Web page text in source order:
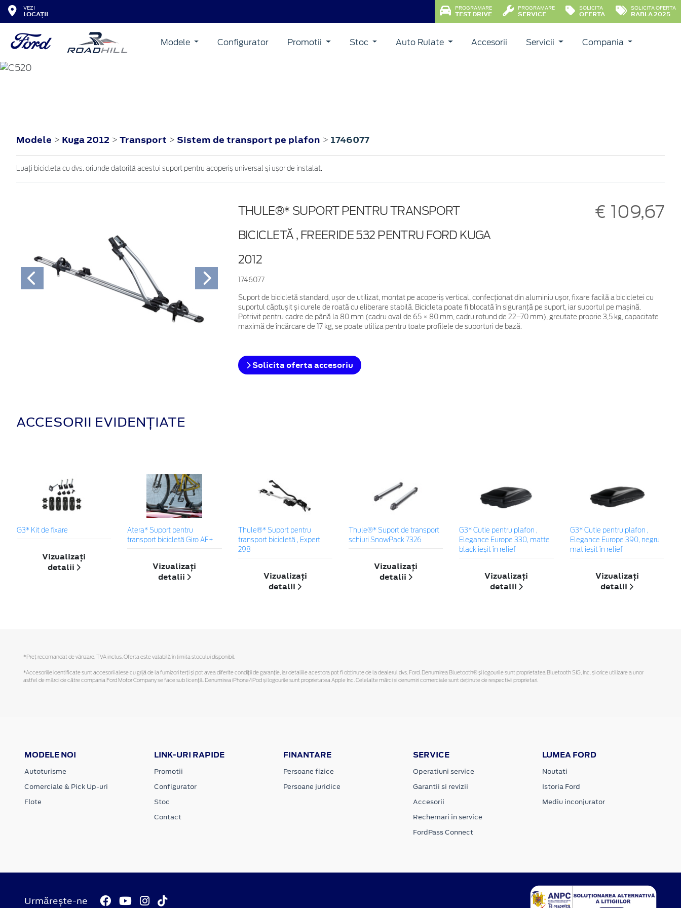
VEZI
LOCAȚII
PROGRAMARE
TEST DRIVE
PROGRAMARE
SERVICE
SOLICITA
OFERTA
SOLICITA OFERTA
RABLA 2025
Modele Configurator Promotii Stoc Auto Rulate Accesorii Servicii Compania
Modele > Kuga 2012 > Transport > Sistem de transport pe plafon > 1746077
Luaţi bicicleta cu dvs. oriunde datorită acestui suport pentru acoperiş universal şi uşor de instalat.
THULE®* SUPORT PENTRU TRANSPORT
BICICLETĂ , FREERIDE 532 PENTRU FORD KUGA
2012
1746077
€ 109,67
Suport de bicicletă standard, ușor de utilizat, montat pe acoperiș vertical, confecționat din aluminiu ușor, fixare facilă a bicicletei cu
suportul căptușit și curele de roată cu eliberare stabilă. Bicicleta poate fi blocată în siguranță pe suport, iar suportul pe mașină.
Potrivit pentru cadre de până la 80 mm (cadru oval de 65 × 80 mm, cadru rotund de 22–70 mm), greutate proprie 3,5 kg, capacitate
maximă de încărcare de 17 kg, se poate utiliza pentru toate profilele de suporturi de bază.
Solicita oferta accesoriu
ACCESORII EVIDENȚIATE
G3* Kit de fixare
Vizualizați
detalii
Atera* Suport pentru
transport bicicletă Giro AF+
Vizualizați
detalii
Thule®* Suport pentru
transport bicicletă , Expert
298
Vizualizați
detalii
Thule®* Suport de transport
schiuri SnowPack 7326
Vizualizați
detalii
G3* Cutie pentru plafon ,
Elegance Europe 330, matte
black ieșit în relief
Vizualizați
detalii
G3* Cutie pentru plafon ,
Elegance Europe 390, negru
mat ieșit în relief
Vizualizați
detalii
*Preţ recomandat de vânzare, TVA inclus. Oferta este valabilă în limita stocului disponibil.
*Accesoriile identificate sunt accesorii alese cu grijă de la furnizori terți și pot avea diferite condiții de garanție, iar detaliile acestora pot fi obținute de la dealerul dvs. Ford. Denumirea Bluetooth® și logourile sunt proprietatea Bluetooth SIG, Inc. și orice utilizare a unor
astfel de mărci de către compania Ford Motor Company se face sub licență. Denumirea iPhone/iPod și logourile sunt proprietatea Apple Inc. Celelalte mărci și denumiri comerciale sunt deținute de respectivii proprietari.
MODELE NOI
Autoturisme
Comerciale & Pick Up-uri
Flote
LINK-URI RAPIDE
Promotii
Configurator
Stoc
Contact
FINANTARE
Persoane fizice
Persoane juridice
SERVICE
Operatiuni service
Garantii si revizii
Accesorii
Rechemari in service
FordPass Connect
LUMEA FORD
Noutati
Istoria Ford
Mediu inconjurator
Urmărește-ne